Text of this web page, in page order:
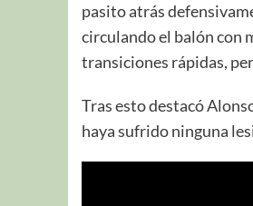
pasito atrás
circulando el balón con
transiciones rápidas,
Tras esto destacó
haya sufrido ninguna